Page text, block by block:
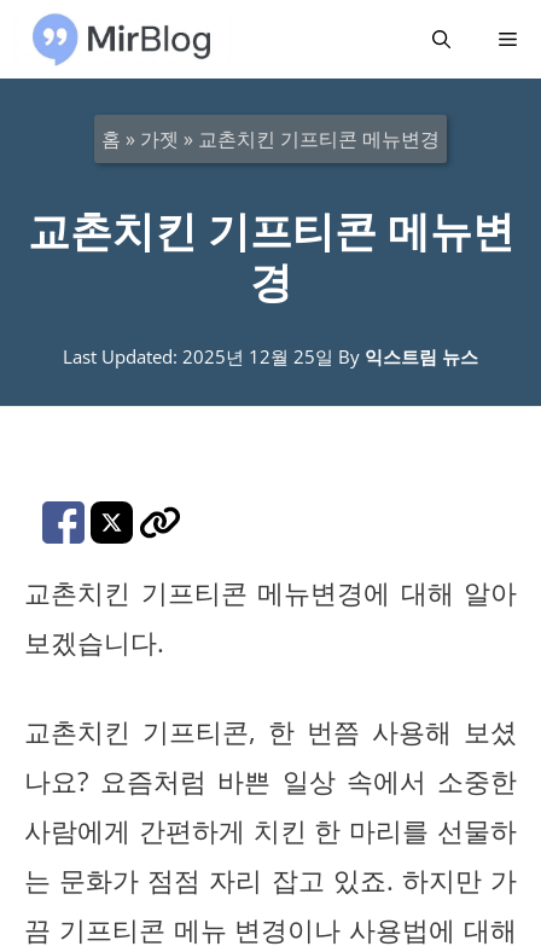
메
홈 » 가젯 » 교촌치킨 기프티콘 메뉴변경
교촌치킨 기프티콘 메뉴변
경
Last Updated: 2025년 12월 25일 By 익스트림 뉴스
교촌치킨 기프티콘 메뉴변경에 대해 알아
보겠습니다.
교촌치킨 기프티콘, 한 번쯤 사용해 보셨
나요? 요즘처럼 바쁜 일상 속에서 소중한
사람에게 간편하게 치킨 한 마리를 선물하
는 문화가 점점 자리 잡고 있죠. 하지만 가
끔 기프티콘 메뉴 변경이나 사용법에 대해